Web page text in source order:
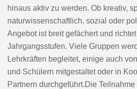
hinaus aktiv zu werden. Ob kreativ,
naturwissenschaftlich, sozial oder
Angebot ist breit gefächert und
Jahrgangsstufen. Viele Gruppen
Lehrkräften begleitet, einige auch
und Schülern mitgestaltet oder in
Partnern durchgeführt.Die